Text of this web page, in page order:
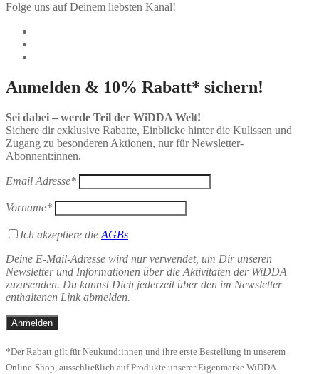
Folge uns auf Deinem liebsten Kanal!
Anmelden & 10% Rabatt* sichern!
Sei dabei – werde Teil der WiDDA Welt!
Sichere dir exklusive Rabatte, Einblicke hinter die Kulissen und
Zugang zu besonderen Aktionen, nur für Newsletter-
Abonnent:innen.
Email Adresse*
Vorname*
Ich akzeptiere die AGBs
Deine E-Mail-Adresse wird nur verwendet, um Dir unseren
Newsletter und Informationen über die Aktivitäten der WiDDA
zuzusenden. Du kannst Dich jederzeit über den im Newsletter
enthaltenen Link abmelden.
*Der Rabatt gilt für Neukund:innen und ihre erste Bestellung in unserem
Online-Shop, ausschließlich auf Produkte unserer Eigenmarke WiDDA.